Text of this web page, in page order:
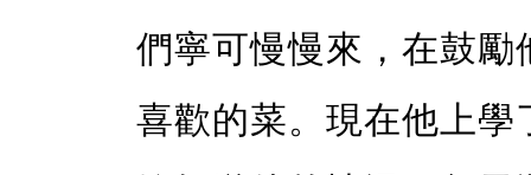
們寧可慢慢來，在鼓
喜歡的菜。現在他上